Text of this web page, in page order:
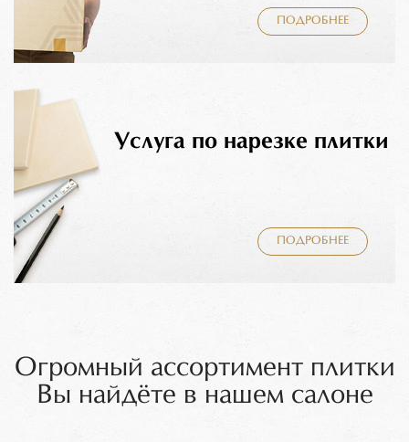
ПОДРОБНЕЕ
Услуга по нарезке плитки
ПОДРОБНЕЕ
Огромный ассортимент плитки
Вы найдёте в нашем салоне